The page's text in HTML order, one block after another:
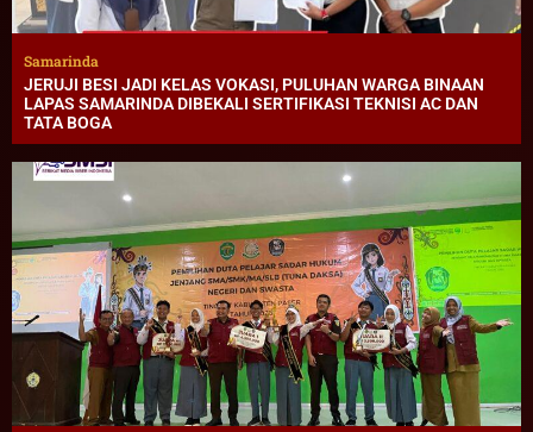
Samarinda
JERUJI BESI JADI KELAS VOKASI, PULUHAN WARGA BINAAN
LAPAS SAMARINDA DIBEKALI SERTIFIKASI TEKNISI AC DAN
TATA BOGA